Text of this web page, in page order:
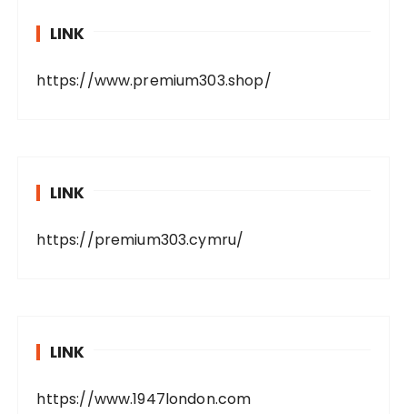
LINK
https://www.premium303.shop/
LINK
https://premium303.cymru/
LINK
https://www.1947london.com